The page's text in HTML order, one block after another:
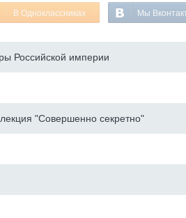
В Одноклассниках Мы
Российской империи
"Совершенно секретно"